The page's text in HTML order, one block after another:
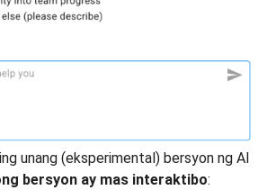
unang (eksperimental) bersyon ng AI
bersyon ay mas interaktibo: